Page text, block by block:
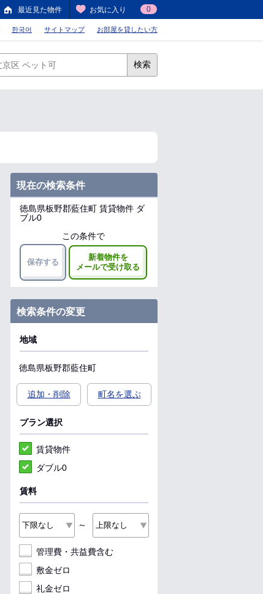
最近見た物件 お気に入り 0
한국어 サイトマップ お部屋を貸したい方
検索
現在の検索条件
徳島県板野郡藍住町 賃貸物件 ダ
ブル0
この条件で
保存する
新着物件を
メールで受け取る
検索条件の変更
地域
徳島県板野郡藍住町
追加・削除 町名を選ぶ
プラン選択
賃貸物件
ダブル0
賃料
～
管理費・共益費含む
敷金ゼロ
礼金ゼロ